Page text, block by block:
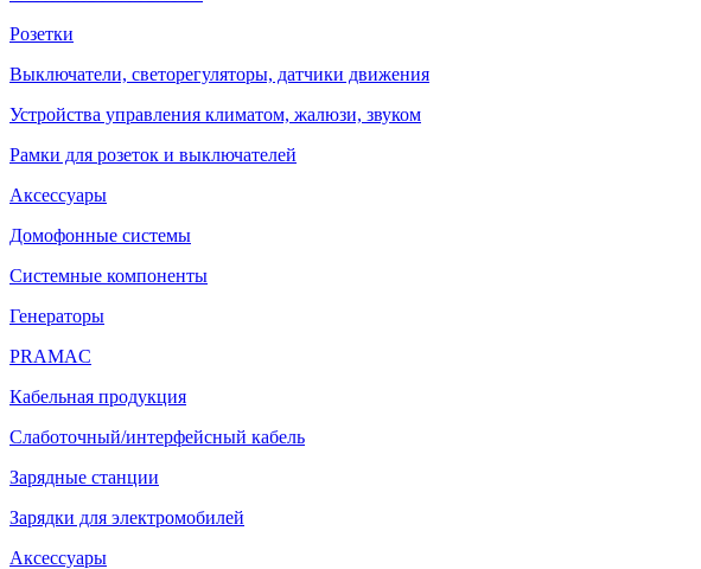
Розетки
Выключатели, светорегуляторы, датчики движения
Устройства управления климатом, жалюзи, звуком
Рамки для розеток и выключателей
Аксессуары
Домофонные системы
Системные компоненты
Генераторы
PRAMAC
Кабельная продукция
Слаботочный/интерфейсный кабель
Зарядные станции
Зарядки для электромобилей
Аксессуары